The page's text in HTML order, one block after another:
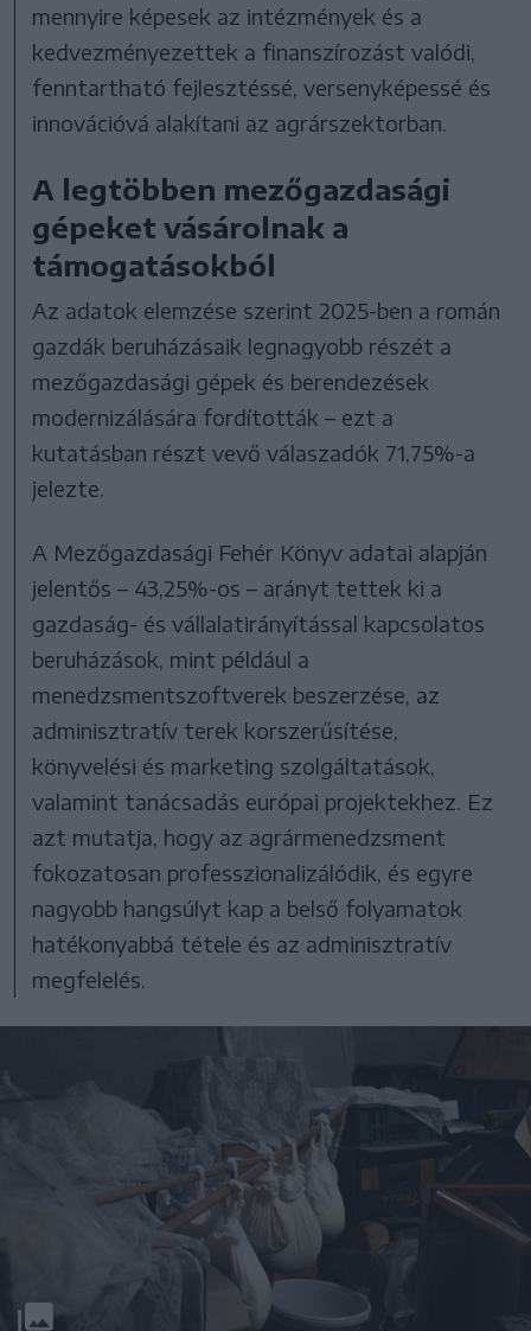
mennyire képesek az intézmények és a
kedvezményezettek a finanszírozást valódi,
fenntartható fejlesztéssé, versenyképessé és
innovációvá alakítani az agrárszektorban.
A legtöbben mezőgazdasági
gépeket vásárolnak a
támogatásokból
Az adatok elemzése szerint 2025-ben a román
gazdák beruházásaik legnagyobb részét a
mezőgazdasági gépek és berendezések
modernizálására fordították – ezt a
kutatásban részt vevő válaszadók 71,75%-a
jelezte.
A Mezőgazdasági Fehér Könyv adatai alapján
jelentős – 43,25%-os – arányt tettek ki a
gazdaság- és vállalatirányítással kapcsolatos
beruházások, mint például a
menedzsmentszoftverek beszerzése, az
adminisztratív terek korszerűsítése,
könyvelési és marketing szolgáltatások,
valamint tanácsadás európai projektekhez. Ez
azt mutatja, hogy az agrármenedzsment
fokozatosan professzionalizálódik, és egyre
nagyobb hangsúlyt kap a belső folyamatok
hatékonyabbá tétele és az adminisztratív
megfelelés.